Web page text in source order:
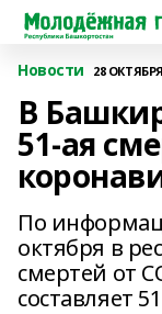
Новости 28 ОКТЯБРЯ
В
51-ая
По
октября в
смертей от
составляет